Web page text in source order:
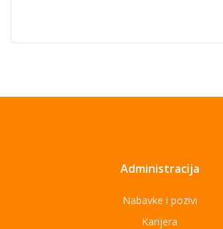
Administracija
Nabavke i pozivi
Karijera